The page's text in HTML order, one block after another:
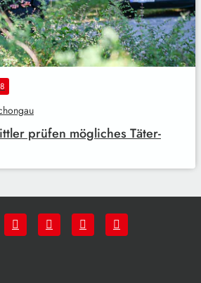
prüfen mögliches Täter-